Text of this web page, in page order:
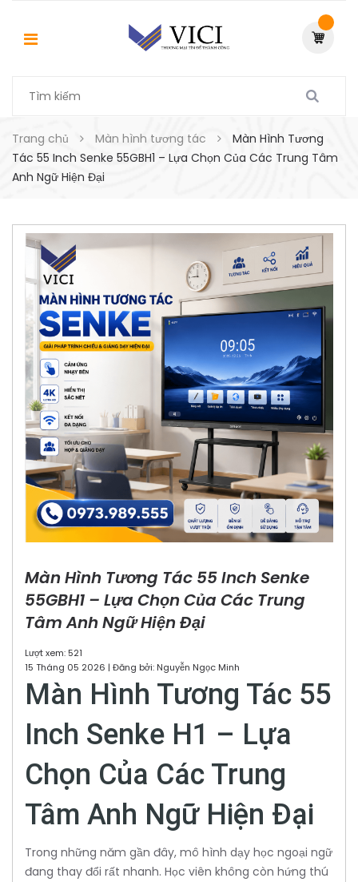
Trang chủ Màn hình tương tác
Màn Hình Tương
Tác 55 Inch Senke 55GBH1 – Lựa Chọn Của Các Trung Tâm
Anh Ngữ Hiện Đại
Màn Hình Tương Tác 55 Inch Senke
55GBH1 – Lựa Chọn Của Các Trung
Tâm Anh Ngữ Hiện Đại
Lượt xem: 521
15 Tháng 05 2026 | Đăng bởi: Nguyễn Ngọc Minh
Màn Hình Tương Tác 55
Inch Senke H1 – Lựa
Chọn Của Các Trung
Tâm Anh Ngữ Hiện Đại
Trong những năm gần đây, mô hình dạy học ngoại ngữ
đang thay đổi rất nhanh. Học viên không còn hứng thú